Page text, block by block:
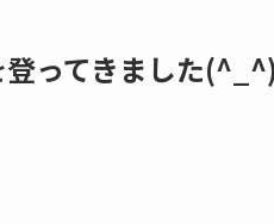
ってきました(^_^)